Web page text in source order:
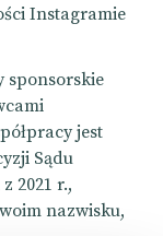
Instagramie
sponsorskie
jest
Sądu
2021 r.,
nazwisku,